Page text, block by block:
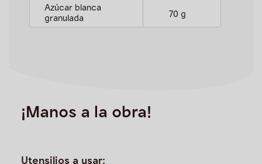
Azúcar blanca
granulada
70 g
¡Manos a la obra!
Utensilios a usar: